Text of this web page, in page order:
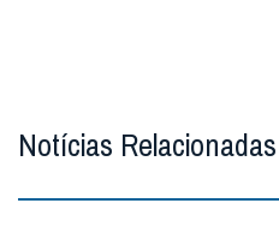
Notícias Relacionadas